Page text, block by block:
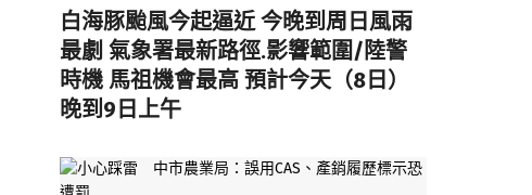
白海豚颱風今起逼近 今晚到周日風雨
最劇 氣象署最新路徑.影響範圍/陸警
時機 馬祖機會最高 預計今天（8日）
晚到9日上午